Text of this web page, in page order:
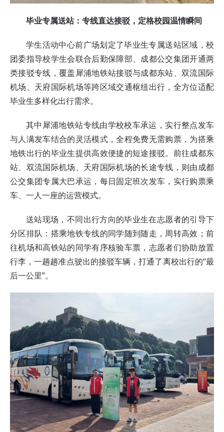
毕业专属送站：专线直达接驳，定格校园温情瞬间
学生活动中心前广场划定了毕业生专属送站区域，校
团委指导校学生会联合后勤保障部、成都公交集团开通两
类接驳专线，覆盖犀浦地铁站接驳与成都东站、双流国际
机场、天府国际机场等跨区域交通枢纽出行，全方位适配
毕业生多样化出行需求。
其中犀浦地铁站专线由学校校车承运，实行整点发车
与人满发车结合的灵活模式，全程免费无需购票，为搭乘
地铁出行的毕业生提供高效便捷的短途接驳。前往成都东
站、双流国际机场、天府国际机场的长途专线，则由成都
公交集团专属大巴承运，每日固定班次发车，实行购票乘
车、一人一座的运营模式。
送站现场，不同出行方向的毕业生在志愿者的引导下
分区排队：搭乘地铁专线的同学随到随走，周转高效；前
往机场和高铁站的同学有序核验车票，志愿者们协助放置
行李，一趟趟准点驶出的接驳车辆，打通了离校出行的“最
后一公里”。